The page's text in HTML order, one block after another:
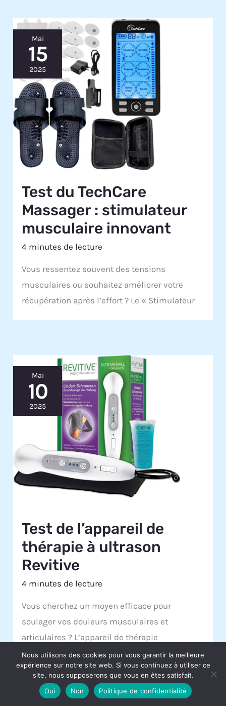
Mai
15
2025
Test du TechCare
Massager : stimulateur
musculaire innovant
4 minutes de lecture
Vous ressentez souvent des tensions
musculaires ou souhaitez améliorer votre
récupération après l’effort ? Le « Stimulateur
Mai
10
2025
Test de l’appareil de
thérapie à ultrason
Revitive
4 minutes de lecture
Vous cherchez un moyen efficace pour
soulager vos douleurs musculaires et
articulaires ? L’appareil de thérapie
Nous utilisons des cookies pour vous garantir la meilleure
expérience sur notre site web. Si vous continuez à utiliser ce
site, nous supposerons que vous en êtes satisfait.
Oui
Non Politique de confidentialité